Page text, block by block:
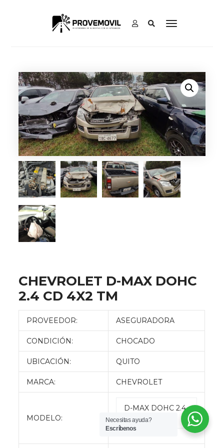
CHEVROLET D-MAX DOHC
2.4 CD 4X2 TM
PROVEEDOR: ASEGURADORA
CONDICIÓN: CHOCADO
UBICACIÓN: QUITO
MARCA: CHEVROLET
MODELO:
D-MAX DOHC 2.4
CD 4X2 TM
Necesitas ayuda?
Escríbenos